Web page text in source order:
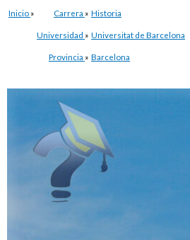
Inicio » Carrera » Historia
Universidad » Universitat de Barcelona
Provincia » Barcelona